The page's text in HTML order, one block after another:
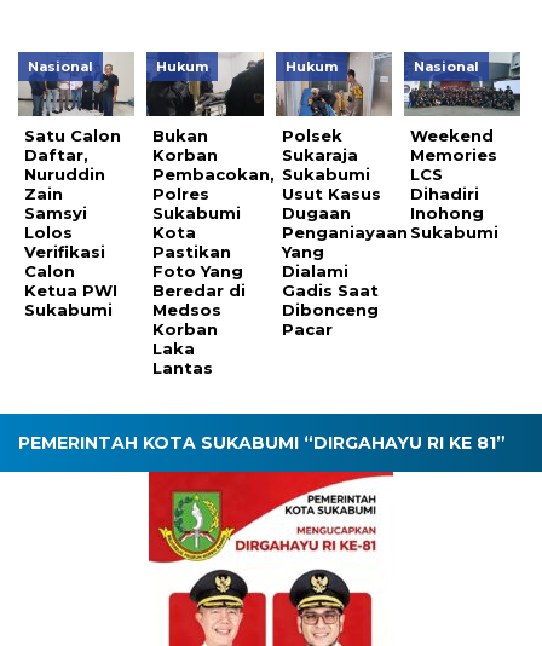
Nasional
Satu Calon
Daftar,
Nuruddin
Zain
Samsyi
Lolos
Verifikasi
Calon
Ketua PWI
Sukabumi
Hukum
Bukan
Korban
Pembacokan,
Polres
Sukabumi
Kota
Pastikan
Foto Yang
Beredar di
Medsos
Korban
Laka
Lantas
Hukum
Polsek
Sukaraja
Sukabumi
Usut Kasus
Dugaan
Penganiayaan
Yang
Dialami
Gadis Saat
Dibonceng
Pacar
Nasional
Weekend
Memories
LCS
Dihadiri
Inohong
Sukabumi
PEMERINTAH KOTA SUKABUMI “DIRGAHAYU RI KE 81”